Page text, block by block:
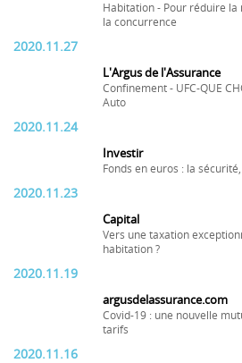
Habitation - Pour réduire
la concurrence
2020.11.27
L'Argus de l'Assurance
Confinement - UFC-QUE
Auto
2020.11.24
Investir
Fonds en euros : la
2020.11.23
Capital
Vers une taxation
habitation ?
2020.11.19
argusdelassurance.com
Covid-19 : une nouvelle
tarifs
2020.11.16